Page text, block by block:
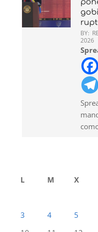
BY:
2026
L
M X
3
4 5